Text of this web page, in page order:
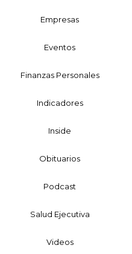
Empresas
Eventos
Finanzas Personales
Indicadores
Inside
Obituarios
Podcast
Salud Ejecutiva
Videos